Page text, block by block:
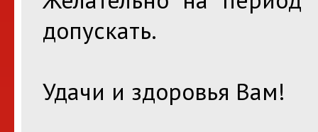
допускать.
Удачи и здоровья Вам!